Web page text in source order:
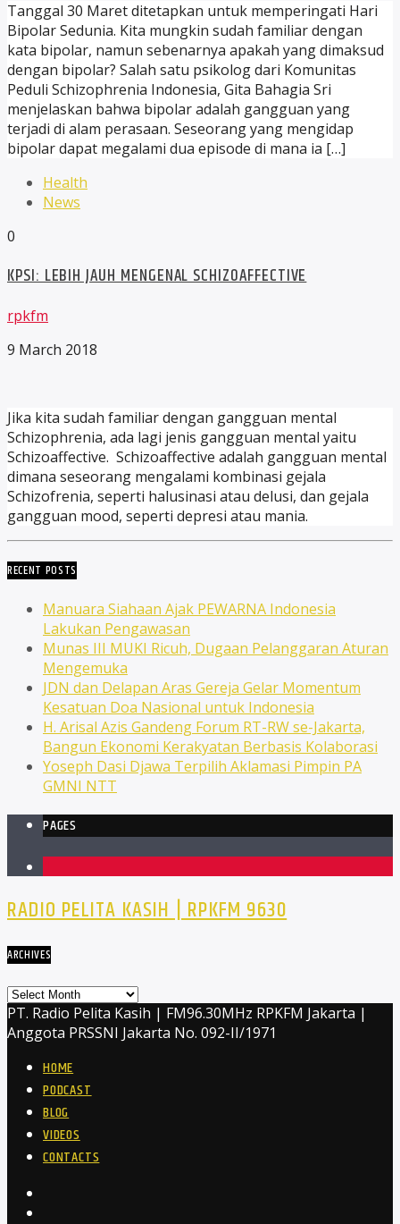
Tanggal 30 Maret ditetapkan untuk memperingati Hari
Bipolar Sedunia. Kita mungkin sudah familiar dengan
kata bipolar, namun sebenarnya apakah yang dimaksud
dengan bipolar? Salah satu psikolog dari Komunitas
Peduli Schizophrenia Indonesia, Gita Bahagia Sri
menjelaskan bahwa bipolar adalah gangguan yang
terjadi di alam perasaan. Seseorang yang mengidap
bipolar dapat megalami dua episode di mana ia […]
Health
News
0
KPSI: LEBIH JAUH MENGENAL SCHIZOAFFECTIVE
rpkfm
9 March 2018
Jika kita sudah familiar dengan gangguan mental
Schizophrenia, ada lagi jenis gangguan mental yaitu
Schizoaffective. Schizoaffective adalah gangguan mental
dimana seseorang mengalami kombinasi gejala
Schizofrenia, seperti halusinasi atau delusi, dan gejala
gangguan mood, seperti depresi atau mania.
RECENT POSTS
Manuara Siahaan Ajak PEWARNA Indonesia
Lakukan Pengawasan
Munas III MUKI Ricuh, Dugaan Pelanggaran Aturan
Mengemuka
JDN dan Delapan Aras Gereja Gelar Momentum
Kesatuan Doa Nasional untuk Indonesia
H. Arisal Azis Gandeng Forum RT-RW se-Jakarta,
Bangun Ekonomi Kerakyatan Berbasis Kolaborasi
Yoseph Dasi Djawa Terpilih Aklamasi Pimpin PA
GMNI NTT
PAGES
RADIO PELITA KASIH | RPKFM 9630
ARCHIVES
Archives
PT. Radio Pelita Kasih | FM96.30MHz RPKFM Jakarta |
Anggota PRSSNI Jakarta No. 092-II/1971
HOME
PODCAST
BLOG
VIDEOS
CONTACTS